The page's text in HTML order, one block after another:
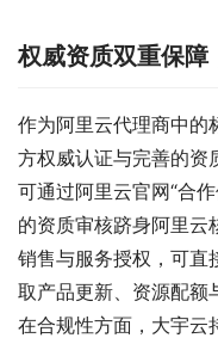
权威资质双重保障
作为阿里云代理商中的
方权威认证与完善的资
可通过阿里云官网“合
的资质审核跻身阿里云
销售与服务授权，可直
取产品更新、资源配额
在合规性方面，大宇云